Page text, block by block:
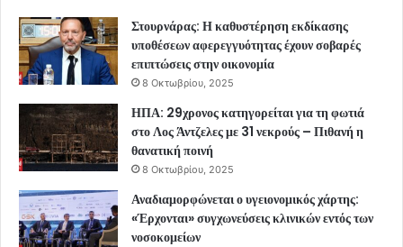
Στουρνάρας: Η καθυστέρηση εκδίκασης
υποθέσεων αφερεγγυότητας έχουν σοβαρές
επιπτώσεις στην οικονομία
8 Οκτωβρίου, 2025
ΗΠΑ: 29χρονος κατηγορείται για τη φωτιά
στο Λος Άντζελες με 31 νεκρούς – Πιθανή η
θανατική ποινή
8 Οκτωβρίου, 2025
Αναδιαμορφώνεται ο υγειονομικός χάρτης:
«Έρχονται» συγχωνεύσεις κλινικών εντός των
νοσοκομείων